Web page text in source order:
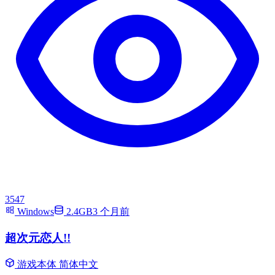
3547
Windows
2.4GB3 个月前
超次元恋人!!
游戏本体 简体中文